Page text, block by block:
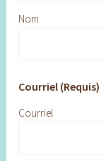
Nom
Courriel (Requis)
Courriel